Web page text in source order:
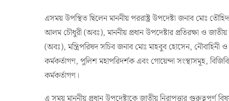
ঢাকা, ১৫ সেপ্টেম্বর ২০২৪ (রবিবার): আজ (১৫ সেপ্টেম্বর ২০২৪)
ইউনূস প্রথমবারের মতো সেনাসদরে আগমন করেন। মাননীয় প্রধান
উজ-জামান, ওএসপি, এসজিপি, পিএসসি তাঁকে স্বাগত জানান।
এসময় উপস্থিত ছিলেন মাননীয় পররাষ্ট্র উপদেষ্টা জনাব মোঃ